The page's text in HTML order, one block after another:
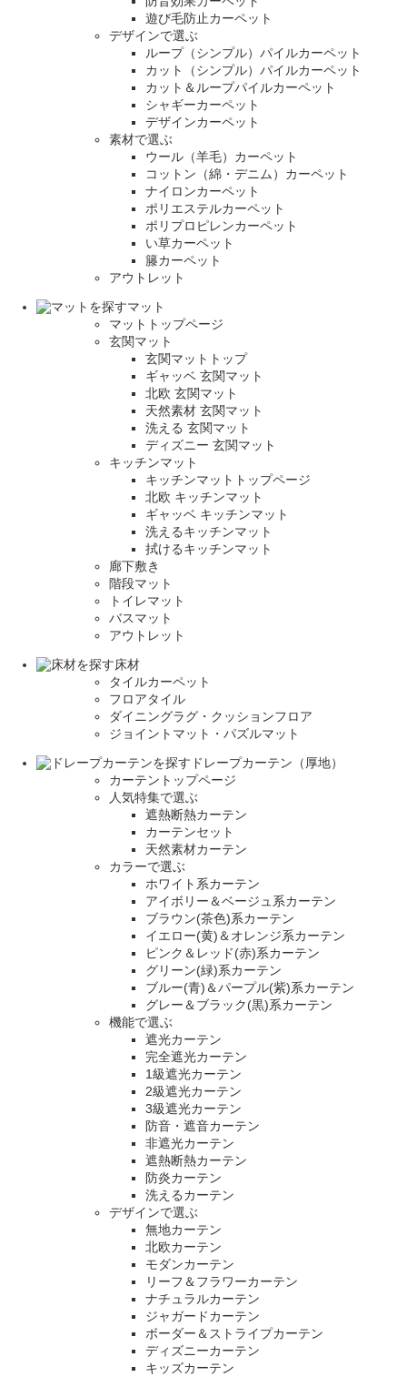
遊び毛防止カーペット
デザインで選ぶ
ループ（シンプル）パイルカーペット
カット（シンプル）パイルカーペット
カット＆ループパイルカーペット
シャギーカーペット
デザインカーペット
素材で選ぶ
ウール（羊毛）カーペット
コットン（綿・デニム）カーペット
ナイロンカーペット
ポリエステルカーペット
ポリプロピレンカーペット
い草カーペット
籐カーペット
アウトレット
マット
マットトップページ
玄関マット
玄関マットトップ
ギャッベ 玄関マット
北欧 玄関マット
天然素材 玄関マット
洗える 玄関マット
ディズニー 玄関マット
キッチンマット
キッチンマットトップページ
北欧 キッチンマット
ギャッベ キッチンマット
洗えるキッチンマット
拭けるキッチンマット
廊下敷き
階段マット
トイレマット
バスマット
アウトレット
床材
タイルカーペット
フロアタイル
ダイニングラグ・クッションフロア
ジョイントマット・パズルマット
ドレープカーテン（厚地）
カーテントップページ
人気特集で選ぶ
遮熱断熱カーテン
カーテンセット
天然素材カーテン
カラーで選ぶ
ホワイト系カーテン
アイボリー＆ベージュ系カーテン
ブラウン(茶色)系カーテン
イエロー(黄)＆オレンジ系カーテン
ピンク＆レッド(赤)系カーテン
グリーン(緑)系カーテン
ブルー(青)＆パープル(紫)系カーテン
グレー＆ブラック(黒)系カーテン
機能で選ぶ
遮光カーテン
完全遮光カーテン
1級遮光カーテン
2級遮光カーテン
3級遮光カーテン
防音・遮音カーテン
非遮光カーテン
遮熱断熱カーテン
防炎カーテン
洗えるカーテン
デザインで選ぶ
無地カーテン
北欧カーテン
モダンカーテン
リーフ＆フラワーカーテン
ナチュラルカーテン
ジャガードカーテン
ボーダー＆ストライプカーテン
ディズニーカーテン
キッズカーテン